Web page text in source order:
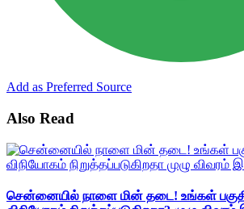
Add as Preferred Source
Also Read
சென்னையில் நாளை மின் தடை! உங்கள்